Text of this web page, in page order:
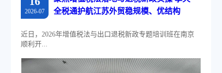
2026-07
全税通护航江苏外贸稳规模、优结构
近日，2026年增值税法与出口退税新政专题培训班在南京
顺利开...